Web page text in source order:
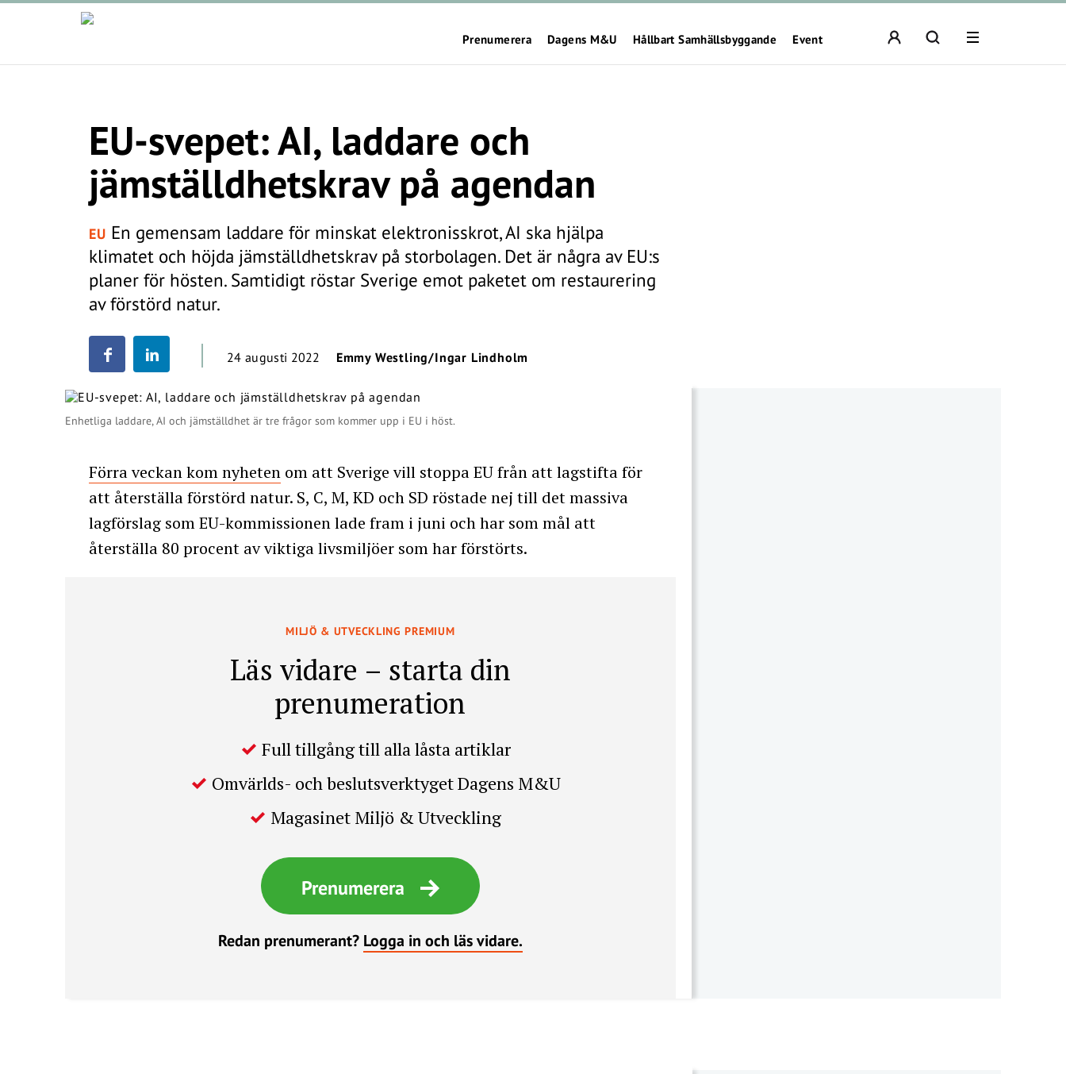
Prenumerera Dagens M&U Hållbart Samhällsbyggande Event
EU-svepet: AI, laddare och
jämställdhetskrav på agendan
EU En gemensam laddare för minskat elektronisskrot, AI ska hjälpa
klimatet och höjda jämställdhetskrav på storbolagen. Det är några av EU:s
planer för hösten. Samtidigt röstar Sverige emot paketet om restaurering
av förstörd natur.
24 augusti 2022 Emmy Westling/Ingar Lindholm
Enhetliga laddare, AI och jämställdhet är tre frågor som kommer upp i EU i höst.
Förra veckan kom nyheten om att Sverige vill stoppa EU från att lagstifta för
att återställa förstörd natur. S, C, M, KD och SD röstade nej till det massiva
lagförslag som EU-kommissionen lade fram i juni och har som mål att
återställa 80 procent av viktiga livsmiljöer som har förstörts.
MILJÖ & UTVECKLING PREMIUM
Läs vidare – starta din
prenumeration
Full tillgång till alla låsta artiklar
Omvärlds- och beslutsverktyget Dagens M&U
Magasinet Miljö & Utveckling
Prenumerera
Redan prenumerant? Logga in och läs vidare.